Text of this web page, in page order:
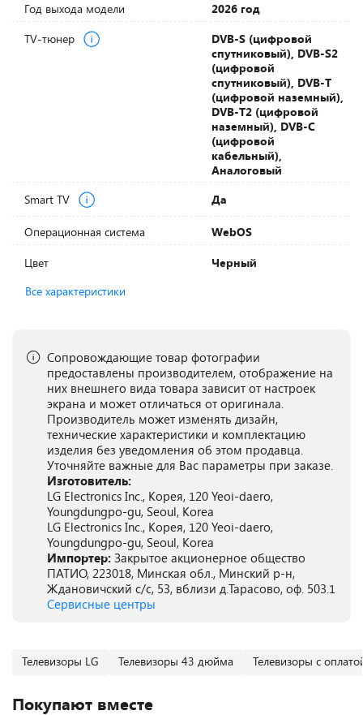
Год выхода модели
2026 год
TV-тюнер
DVB-S (цифровой
спутниковый), DVB-S2
(цифровой
спутниковый), DVB-T
(цифровой наземный),
DVB-T2 (цифровой
наземный), DVB-С
(цифровой
кабельный),
Аналоговый
Smart TV
Да
Операционная система
WebOS
Цвет
Черный
Все характеристики
Сопровождающие товар фотографии
предоставлены производителем, отображение на
них внешнего вида товара зависит от настроек
экрана и может отличаться от оригинала.
Производитель может изменять дизайн,
технические характеристики и комплектацию
изделия без уведомления об этом продавца.
Уточняйте важные для Вас параметры при заказе.
Изготовитель:
LG Electronics Inc., Корея, 120 Yeoi-daero,
Youngdungpo-gu, Seoul, Korea
LG Electronics Inc., Корея, 120 Yeoi-daero,
Youngdungpo-gu, Seoul, Korea
Импортер: Закрытое акционерное общество
ПАТИО, 223018, Минская обл., Минский р-н,
Ждановичский с/с, 53, вблизи д.Тарасово, оф. 503.1
Сервисные центры
Телевизоры LG Телевизоры 43 дюйма Телевизоры с
Покупают вместе